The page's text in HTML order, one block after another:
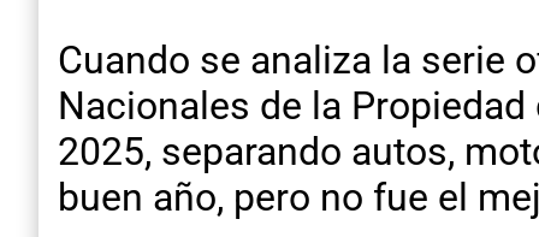
Cuando se analiza la serie
Nacionales de la
2025, separando autos,
buen año, pero no fue el